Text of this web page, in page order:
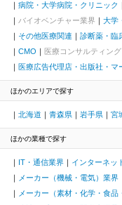
病院・大学病院・クリニック
バイオベンチャー業界
大学
その他医療関連
診断薬・臨
CMO
医療コンサルティング
医療広告代理店・出版社・マ
ほかのエリアで探す
北海道 青森県 岩手県 宮
ほかの業種で探す
IT・通信業界
インターネッ
メーカー（機械・電気）業界
メーカー（素材・化学・食